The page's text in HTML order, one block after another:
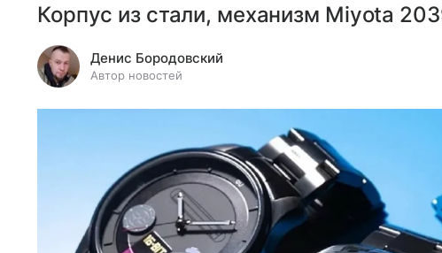
Корпус из стали, механизм Miyota
Денис Бородовский
Автор новостей